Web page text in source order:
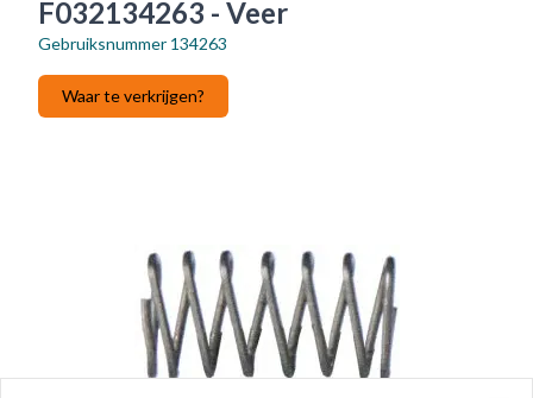
F032134263 - Veer
Gebruiksnummer 134263
Waar te verkrijgen?